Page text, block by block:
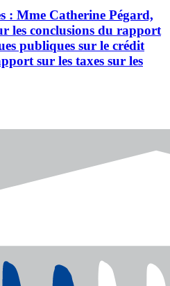
: Mme Catherine Pégard,
les conclusions du rapport
publiques sur le crédit
sur les taxes sur les